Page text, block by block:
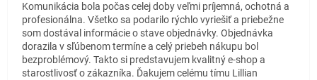
Komunikácia bola počas celej doby veľmi príjemná, ochotná a
profesionálna. Všetko sa podarilo rýchlo vyriešiť a priebežne
som dostával informácie o stave objednávky. Objednávka
dorazila v sľúbenom termíne a celý priebeh nákupu bol
bezproblémový. Takto si predstavujem kvalitný e-shop a
starostlivosť o zákazníka. Ďakujem celému tímu Lillian